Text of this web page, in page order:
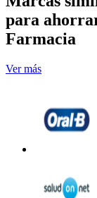
para
Farmacia
Ver más